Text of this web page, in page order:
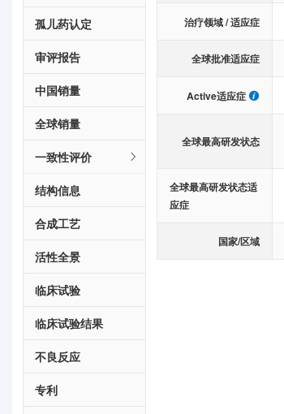
孤儿药认定
审评报告
中国销量
全球销量
一致性评价
结构信息
合成工艺
活性全景
临床试验
临床试验结果
不良反应
专利
治疗领域 / 适应症
全球批准适应症
Active适应症
全球最高研发状态
全球最高研发状态适
应症
国家/区域